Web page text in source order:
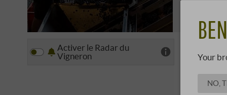
Activer le Radar du
Vigneron
Your
NO,